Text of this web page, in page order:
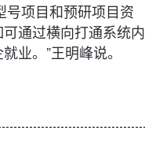
号项目和预研项目资
通过横向打通系统内
业。”王明峰说。